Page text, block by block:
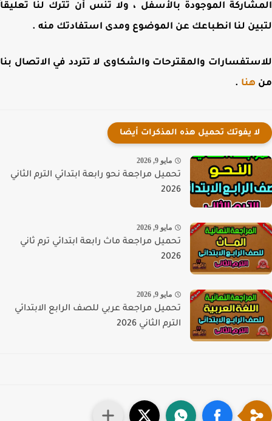
الموجودة بالأسفل ، ولا تنس أن تترك لنا تعليقاً
لنا انطباعك عن الموضوع ومدى استفادتك منه .
والمقترحات والشكاوى لا تتردد في الاتصال بنا
هنا.
لا يفوتك تحميل هذه المذكرات أيضا
مايو 9, 2026
تحميل مراجعة نحو رابعة ابتدائي الترم الثاني
2026
مايو 9, 2026
تحميل مراجعة ماث رابعة ابتدائي ترم ثاني
2026
مايو 9, 2026
تحميل مراجعة عربي للصف الرابع الابتدائي
الترم الثاني 2026